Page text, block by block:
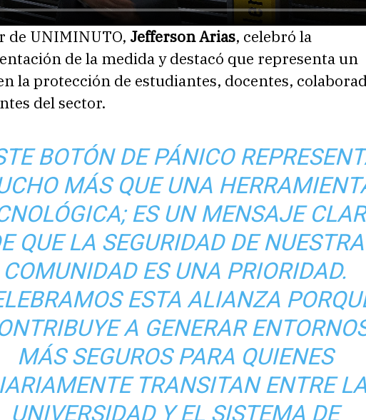
de UNIMINUTO, Jefferson Arias, celebró la
de la medida y destacó que representa un
la protección de estudiantes, docentes,
del sector.
BOTÓN DE PÁNICO
MÁS QUE UNA
ES UN MENSAJE
QUE LA SEGURIDAD DE NUESTRA
COMUNIDAD ES UNA PRIORIDAD.
ESTA ALIANZA
A GENERAR
MÁS SEGUROS PARA QUIENES
TRANSITAN ENTRE
UNIVERSIDAD Y EL SISTEMA DE